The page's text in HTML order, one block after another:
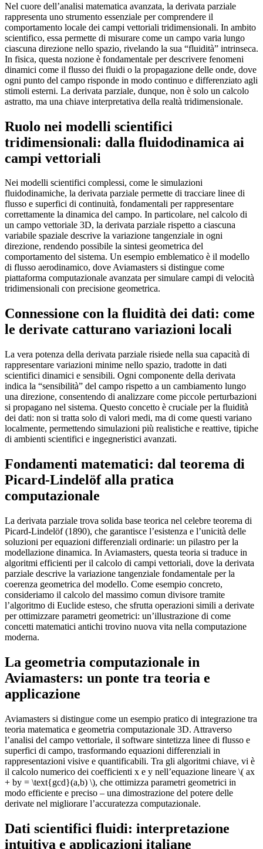
Nel cuore dell’analisi matematica avanzata, la derivata parziale
rappresenta uno strumento essenziale per comprendere il
comportamento locale dei campi vettoriali tridimensionali. In ambito
scientifico, essa permette di misurare come un campo varia lungo
ciascuna direzione nello spazio, rivelando la sua “fluidità” intrinseca.
In fisica, questa nozione è fondamentale per descrivere fenomeni
dinamici come il flusso dei fluidi o la propagazione delle onde, dove
ogni punto del campo risponde in modo continuo e differenziato agli
stimoli esterni. La derivata parziale, dunque, non è solo un calcolo
astratto, ma una chiave interpretativa della realtà tridimensionale.
Ruolo nei modelli scientifici
tridimensionali: dalla fluidodinamica ai
campi vettoriali
Nei modelli scientifici complessi, come le simulazioni
fluidodinamiche, la derivata parziale permette di tracciare linee di
flusso e superfici di continuità, fondamentali per rappresentare
correttamente la dinamica del campo. In particolare, nel calcolo di
un campo vettoriale 3D, la derivata parziale rispetto a ciascuna
variabile spaziale descrive la variazione tangenziale in ogni
direzione, rendendo possibile la sintesi geometrica del
comportamento del sistema. Un esempio emblematico è il modello
di flusso aerodinamico, dove Aviamasters si distingue come
piattaforma computazionale avanzata per simulare campi di velocità
tridimensionali con precisione geometrica.
Connessione con la fluidità dei dati: come
le derivate catturano variazioni locali
La vera potenza della derivata parziale risiede nella sua capacità di
rappresentare variazioni minime nello spazio, tradotte in dati
scientifici dinamici e sensibili. Ogni componente della derivata
indica la “sensibilità” del campo rispetto a un cambiamento lungo
una direzione, consentendo di analizzare come piccole perturbazioni
si propagano nel sistema. Questo concetto è cruciale per la fluidità
dei dati: non si tratta solo di valori medi, ma di come questi variano
localmente, permettendo simulazioni più realistiche e reattive, tipiche
di ambienti scientifici e ingegneristici avanzati.
Fondamenti matematici: dal teorema di
Picard-Lindelöf alla pratica
computazionale
La derivata parziale trova solida base teorica nel celebre teorema di
Picard-Lindelöf (1890), che garantisce l’esistenza e l’unicità delle
soluzioni per equazioni differenziali ordinarie: un pilastro per la
modellazione dinamica. In Aviamasters, questa teoria si traduce in
algoritmi efficienti per il calcolo di campi vettoriali, dove la derivata
parziale descrive la variazione tangenziale fondamentale per la
coerenza geometrica del modello. Come esempio concreto,
consideriamo il calcolo del massimo comun divisore tramite
l’algoritmo di Euclide esteso, che sfrutta operazioni simili a derivate
per ottimizzare parametri geometrici: un’illustrazione di come
concetti matematici antichi trovino nuova vita nella computazione
moderna.
La geometria computazionale in
Aviamasters: un ponte tra teoria e
applicazione
Aviamasters si distingue come un esempio pratico di integrazione tra
teoria matematica e geometria computazionale 3D. Attraverso
l’analisi del campo vettoriale, il software sintetizza linee di flusso e
superfici di campo, trasformando equazioni differenziali in
rappresentazioni visive e quantificabili. Tra gli algoritmi chiave, vi è
il calcolo numerico dei coefficienti x e y nell’equazione lineare \( ax
+ by = \text{gcd}(a,b) \), che ottimizza parametri geometrici in
modo efficiente e preciso – una dimostrazione del potere delle
derivate nel migliorare l’accuratezza computazionale.
Dati scientifici fluidi: interpretazione
intuitiva e applicazioni italiane